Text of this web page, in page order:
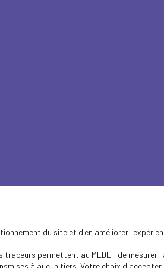
du site et d'en améliorer
traceurs permettent au MEDEF de
à aucun tiers. Votre choix